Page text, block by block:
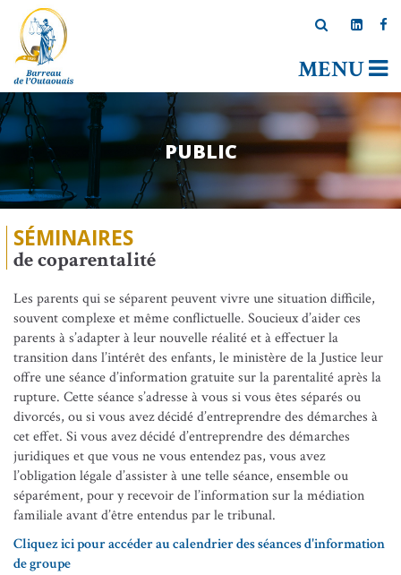
MENU
PUBLIC
SÉMINAIRES
de coparentalité
Les parents qui se séparent peuvent vivre une situation difficile,
souvent complexe et même conflictuelle. Soucieux d’aider ces
parents à s’adapter à leur nouvelle réalité et à effectuer la
transition dans l’intérêt des enfants, le ministère de la Justice leur
offre une séance d’information gratuite sur la parentalité après la
rupture. Cette séance s’adresse à vous si vous êtes séparés ou
divorcés, ou si vous avez décidé d’entreprendre des démarches à
cet effet. Si vous avez décidé d’entreprendre des démarches
juridiques et que vous ne vous entendez pas, vous avez
l’obligation légale d’assister à une telle séance, ensemble ou
séparément, pour y recevoir de l’information sur la médiation
familiale avant d’être entendus par le tribunal.
Cliquez ici pour accéder au calendrier des séances d'information
de groupe